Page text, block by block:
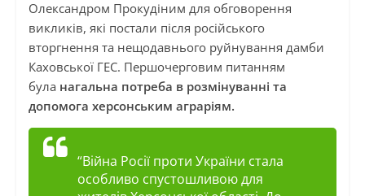
Олександром Прокудіним для обговорення
викликів, які постали після російського
вторгнення та нещодавнього руйнування дамби
Каховської ГЕС. Першочерговим питанням
була нагальна потреба в розмінуванні та
допомога херсонським аграріям.
“Війна Росії проти України стала
особливо спустошливою для